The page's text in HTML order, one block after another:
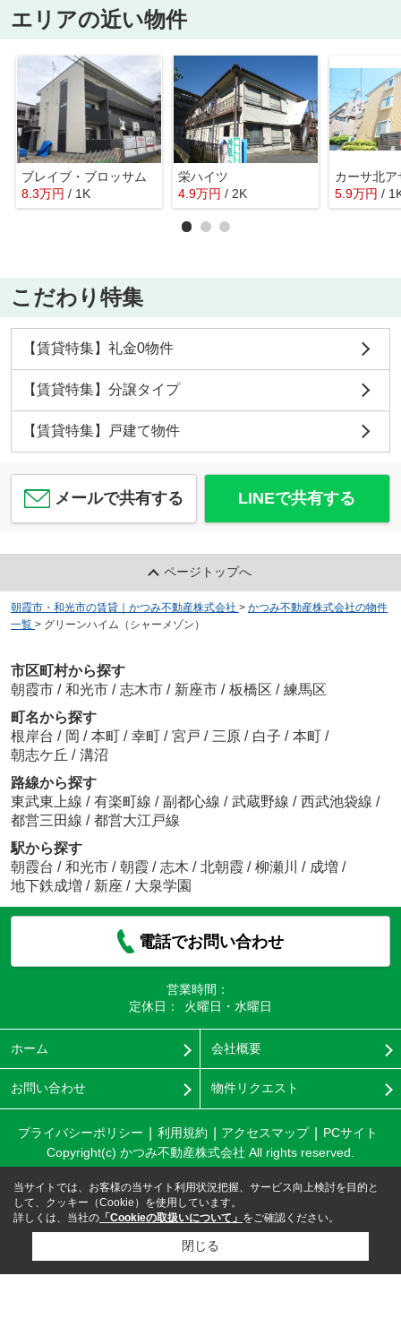
エリアの近い物件
ブレイブ・ブロッサム
8.3万円 / 1K
栄ハイツ
4.9万円 / 2K
カーサ北ア
5.9万円 /
こだわり特集
【賃貸特集】礼金0物件
【賃貸特集】分譲タイプ
【賃貸特集】戸建て物件
メールで共有する LINEで共有する
ページトップへ
朝霞市・和光市の賃貸｜かつみ不動産株式会社 > かつみ不動産株式会社の物件
一覧 > グリーンハイム（シャーメゾン）
市区町村から探す
朝霞市 / 和光市 / 志木市 / 新座市 / 板橋区 / 練馬区
町名から探す
根岸台 / 岡 / 本町 / 幸町 / 宮戸 / 三原 / 白子 / 本町 /
朝志ケ丘 / 溝沼
路線から探す
東武東上線 / 有楽町線 / 副都心線 / 武蔵野線 / 西武池袋線 /
都営三田線 / 都営大江戸線
駅から探す
朝霞台 / 和光市 / 朝霞 / 志木 / 北朝霞 / 柳瀬川 / 成増 /
地下鉄成増 / 新座 / 大泉学園
電話でお問い合わせ
営業時間：
定休日：
火曜日・水曜日
ホーム 会社概要
お問い合わせ 物件リクエスト
プライバシーポリシー 利用規約 アクセスマップ
PCサイト
Copyright(c) かつみ不動産株式会社 All rights reserved.
当サイトでは、お客様の当サイト利用状況把握、サービス向上検討を目的と
して、クッキー（Cookie）を使用しています。
詳しくは、当社の 「Cookieの取扱いについて」 をご確認ください。
閉じる